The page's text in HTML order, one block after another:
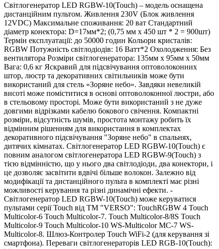
Світлогенератор LED RGBW-10(Touch) – модель оснащена
дистанційним пультом. Живлення 230V (Блок живлення
12VDC) Максимальне споживання: 20 ват Стандартний
діаметр конектора: D=17мм*2; (0,75 мм x 450 шт * 2 = 900шт)
Термін експлуатації: до 50000 годин Кольори кристалів:
RGBW Потужність світлодіодів: 16 Ватт*2 Охолодження: Без
вентилятора Розміри світлогенератора: 135мм х 95мм х 50мм
Вага: 0,6 кг Яскравий для підсвічування оптоволоконних
штор, люстр та декоративних світильників може бути
використаний для стель «Зоряне небо». Завдяки невеликій
висоті може поміститися в основі оптоволоконної люстри, або
в стельовому просторі. Може бути використаний з не дуже
довгими відрізками кабелю бокового свічення. Компактні
розміри, відсутність шумів, простота монтажу робить їх
відмінним рішенням для використання в комплектах
декоративного підсвічування "Зоряне небо" в спальнях,
дитячих кімнатах. Світлогенератор LED RGBW-10(Touch) є
повним аналогом світлогенератора LED RGBW-9(Touch) з
тією відмінністю, що у нього два світлодіоди, два конектори, і
це дозволяє засвітити вдвічі більше волокон. Залежно від
модифікації та дистанційного пульта в комплекті має різні
можливості керування та різні динамічні ефекти. -
Світлогенератор LED RGBW-10(Touch) може керуватися
пультами серії Touch від ТМ "VERSO": TouchRGBW 4 Touch
Multicolor-6 Touch Multicolor-7. Touch Multicolor-8/8S Touch
Multicolor-9 Touch Multicolor-10 WS-Multicolor MC-7 WS-
Multicolor-8. Шлюз-Контролер Touch WiFi-2 (для керування зі
смартфона). Переваги світлогенераторів LED RGB-10(Touch):